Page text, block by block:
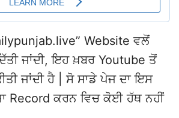
Website ਵਲੋਂ
ਜਾਂਦੀ, ਇਹ ਖ਼ਬਰ Youtube ਤੋਂ
ਜਾਂਦੀ ਹੈ | ਸੋ ਸਾਡੇ ਪੇਜ ਦਾ ਇਸ
Record ਕਰਨ ਵਿਚ ਕੋਈ ਹੱਥ ਨਹੀਂ